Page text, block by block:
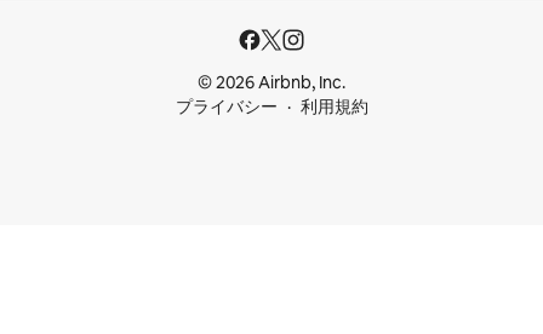
© 2026 Airbnb, Inc.
プライバシー
利用規約